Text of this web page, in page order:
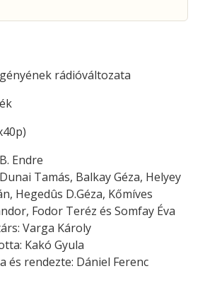
rádióváltozata
Endre
Tamás, Balkay Géza, Helyey
Hegedûs D.Géza, Kőmíves
Fodor Teréz és Somfay Éva
Varga Károly
Kakó Gyula
és rendezte: Dániel Ferenc